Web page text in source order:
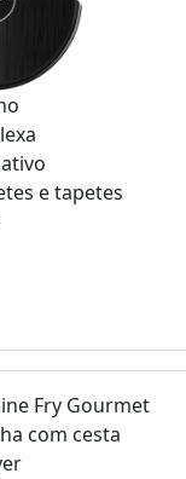
e tapetes
Fry Gourmet
com cesta